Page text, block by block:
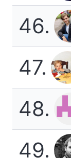
46.
47.
48.
49.